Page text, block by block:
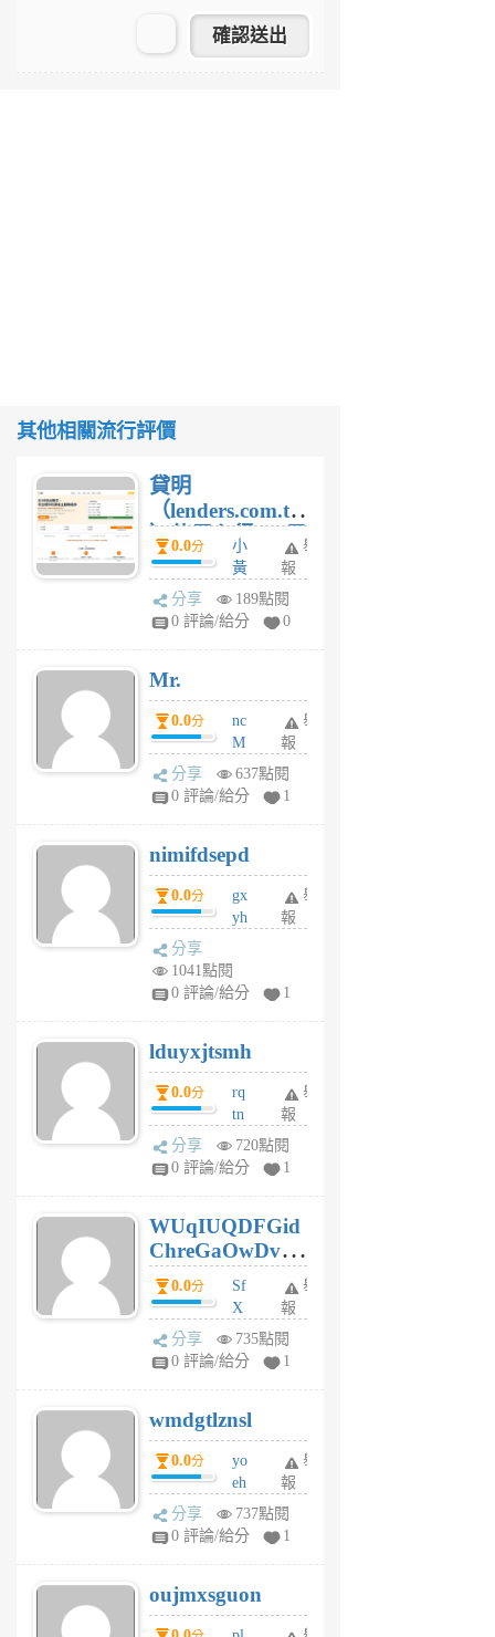
其他相關流行評價
貸明
（lenders.com.tw
）使用心得 — 民
間貸款比較平台
體驗
0.0分
小
黃
蜂
1
舉
報
分享
189點閱
0 評論/給分
0
Mr.
0.0分
nc
M
U
F
U
5
個
月
舉
報
分享
637點閱
0 評論/給分
1
nimifdsepd
0.0分
gx
yh
jl
月
前
舉
報
分享
1041點閱
0 評論/給分
1
lduyxjtsmh
0.0分
rq
tn
jt
gl
個
月
前
舉
報
分享
720點閱
0 評論/給分
1
WUqIUQDFGid
ChreGaOwDv
dY0.0分
Sf
X
Pe
Jc
R
P
m
v
A
V
個
月
舉
報
分享
735點閱
0 評論/給分
1
wmdgtlznsl
0.0分
yo
eh
ld
gy
個
月
舉
報
分享
737點閱
0 評論/給分
1
oujmxsguon